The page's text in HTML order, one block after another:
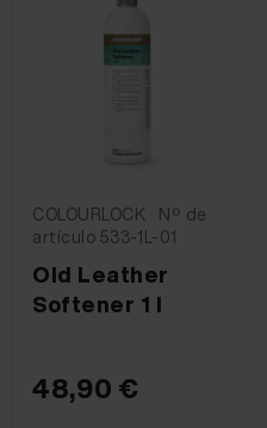
COLOURLOCK · Nº de
artículo 533-1L-01
Old Leather
Softener 1 l
48,90 €